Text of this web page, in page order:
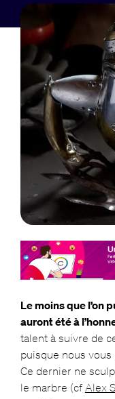
Le moins que l’on
auront été à
talent à suivre de
puisque nous
Ce dernier ne
le marbre (cf Alex